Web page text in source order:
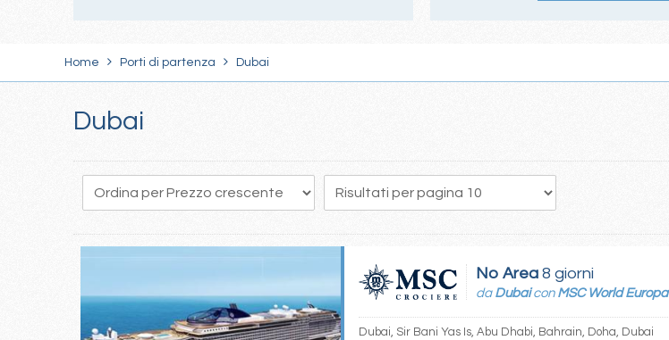
Home Porti di partenza Dubai
Dubai
No Area 8 giorni
da Dubaicon MSC World Europa
Dubai, Sir Bani Yas Is, Abu Dhabi, Bahrain, Doha, Dubai